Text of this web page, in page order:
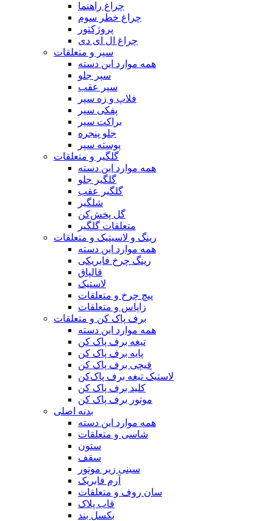
چراغ راهنما
چراغ خطر سوم
پروژکتور
چراغ ال ای دی
سپر و متعلقات
همه موارد این دسته
سپر جلو
سپر عقب
فلاپ و زه سپر
پفکی سپر
براکت سپر
جلو پنجره
پوسته سپر
گلگیر و متعلقات
همه موارد این دسته
گلگیر جلو
گلگیر عقب
شلگیر
گل پخش‌کن
متعلقات گلگیر
رینگ و لاسیتیک و متعلقات
همه موارد این دسته
رینگ چرخ فابریکی
قالپاق
لاستیک
پیچ چرخ و متعلقات
زاپاس و متعلقات
برف پاک کن و متعلقات
همه موارد این دسته
تیغه برف پاک کن
پایه برف پاک کن
قیچی برف پاک کن
لاستیک تیغه برف پاک‌کن
کلید برف پاک کن
موتور برف پاک کن
بدنه اصلی
همه موارد این دسته
شاسی و متعلقات
ستون
سقف
سینی زیر موتور
آرم فابریک
سان روف و متعلقات
قاب پلاک
بکسل بند